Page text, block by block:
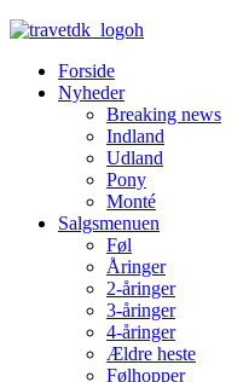
Forside
Nyheder
Breaking news
Indland
Udland
Pony
Monté
Salgsmenuen
Føl
Åringer
2-åringer
3-åringer
4-åringer
Ældre heste
Følhopper